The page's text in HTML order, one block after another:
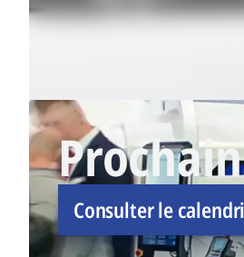
Consulter le